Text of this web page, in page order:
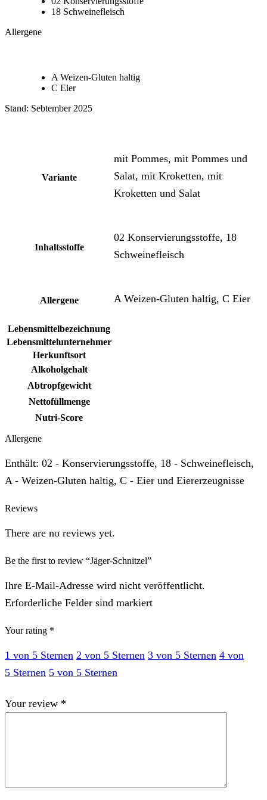
18 Schweinefleisch
Allergene
A Weizen-Gluten haltig
C Eier
Stand: Sebtember 2025
Variante
mit Pommes, mit Pommes und
Salat, mit Kroketten, mit
Kroketten und Salat
Inhaltsstoffe
02 Konservierungsstoffe, 18
Schweinefleisch
Allergene A Weizen-Gluten haltig, C Eier
Lebensmittelbezeichnung
Lebensmittelunternehmer
Herkunftsort
Alkoholgehalt
Abtropfgewicht
Nettofüllmenge
Nutri-Score
Allergene
Enthält: 02 - Konservierungsstoffe, 18 - Schweinefleisch,
A - Weizen-Gluten haltig, C - Eier und Eiererzeugnisse
Reviews
There are no reviews yet.
Be the first to review “Jäger-Schnitzel”
Ihre E-Mail-Adresse wird nicht veröffentlicht.
Erforderliche Felder sind markiert
Your rating *
1 von 5 Sternen 2 von 5 Sternen 3 von 5 Sternen 4 von
5 Sternen 5 von 5 Sternen
Your review *